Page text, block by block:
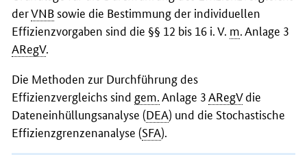
derVNBsowie die Bestimmung der individuellen
Effizienzvorgaben sind die §§ 12 bis 16 i. V. m. Anlage 3
ARegV.
Die Methoden zur Durchführung des
Effizienzvergleichs sind gem.Anlage 3ARegVdie
Dateneinhüllungsanalyse (DEA) und die Stochastische
Effizienzgrenzenanalyse (SFA).